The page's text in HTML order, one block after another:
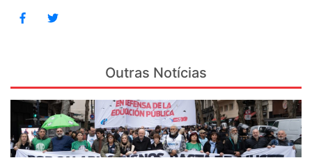
Outras Notícias